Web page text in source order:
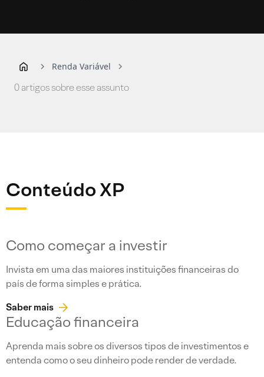
Renda Variável
0 artigos sobre esse assunto
Conteúdo XP
Como começar a investir
Invista em uma das maiores instituições financeiras do
país de forma simples e prática.
Saber mais
Educação financeira
Aprenda mais sobre os diversos tipos de investimentos e
entenda como o seu dinheiro pode render de verdade.